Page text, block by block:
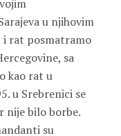
u njihovim
i rat posmatramo
sa
kao rat u
u Srebrenici se
nije bilo borbe.
su